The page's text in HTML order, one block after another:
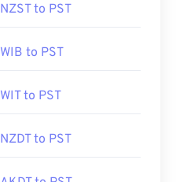
NZST to PST
WIB to PST
WIT to PST
NZDT to PST